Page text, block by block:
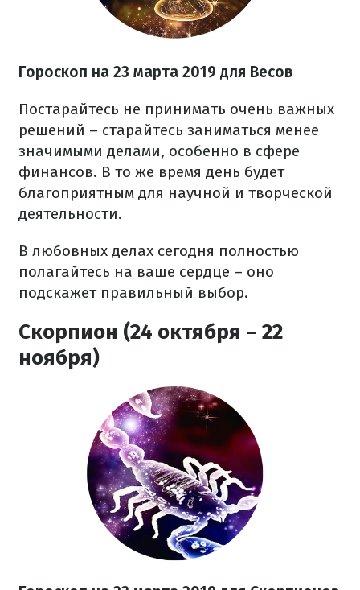
Гороскоп на 23 марта 2019 для Весов
Постарайтесь не принимать очень важных
решений – старайтесь заниматься менее
значимыми делами, особенно в сфере
финансов. В то же время день будет
благоприятным для научной и творческой
деятельности.
В любовных делах сегодня полностью
полагайтесь на ваше сердце – оно
подскажет правильный выбор.
Скорпион (24 октября – 22
ноября)